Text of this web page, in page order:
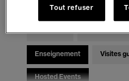
Pour tous Kids’ Palace
Enseignement Visites
Hosted Events
Tout refuser